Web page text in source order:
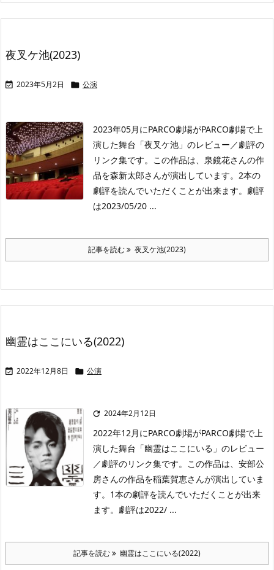
夜叉ケ池(2023)
 2023年5月2日  公演
2023年05月にPARCO劇場がPARCO劇場で上
演した舞台「夜叉ケ池」のレビュー／劇評の
リンク集です。この作品は、泉鏡花さんの作
品を森新太郎さんが演出しています。2本の
劇評を読んでいただくことが出来ます。劇評
は2023/05/20 ...
記事を読む 夜叉ケ池(2023)
幽霊はここにいる(2022)
 2022年12月8日  公演
 2024年2月12日
2022年12月にPARCO劇場がPARCO劇場で上
演した舞台「幽霊はここにいる」のレビュー
／劇評のリンク集です。この作品は、安部公
房さんの作品を稲葉賀恵さんが演出していま
す。1本の劇評を読んでいただくことが出来
ます。劇評は2022/ ...
記事を読む 幽霊はここにいる(2022)